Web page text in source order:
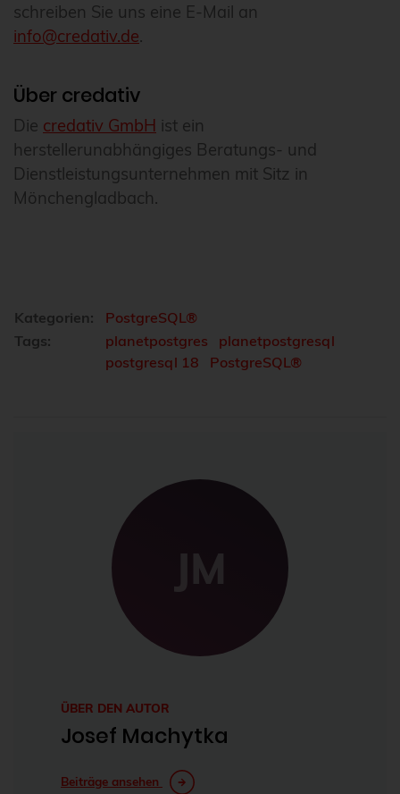
schreiben Sie uns eine E-Mail an
info@credativ.de.
Über credativ
Die credativ GmbH ist ein
herstellerunabhängiges Beratungs- und
Dienstleistungsunternehmen mit Sitz in
Mönchengladbach.
Kategorien:
PostgreSQL®
Tags:
planetpostgres
planetpostgresql
postgresql 18
PostgreSQL®
JM
ÜBER DEN AUTOR
Josef Machytka
Beiträge ansehen